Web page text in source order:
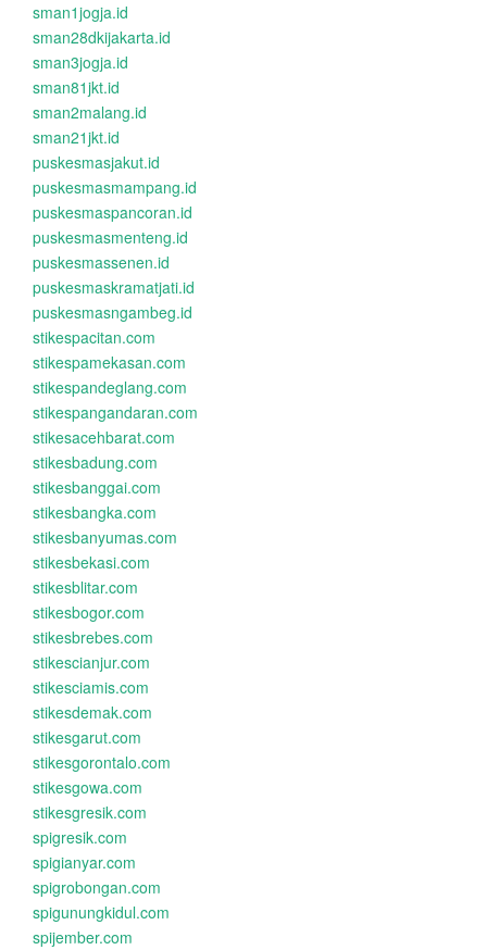
sman1jogja.id
sman28dkijakarta.id
sman3jogja.id
sman81jkt.id
sman2malang.id
sman21jkt.id
puskesmasjakut.id
puskesmasmampang.id
puskesmaspancoran.id
puskesmasmenteng.id
puskesmassenen.id
puskesmaskramatjati.id
puskesmasngambeg.id
stikespacitan.com
stikespamekasan.com
stikespandeglang.com
stikespangandaran.com
stikesacehbarat.com
stikesbadung.com
stikesbanggai.com
stikesbangka.com
stikesbanyumas.com
stikesbekasi.com
stikesblitar.com
stikesbogor.com
stikesbrebes.com
stikescianjur.com
stikesciamis.com
stikesdemak.com
stikesgarut.com
stikesgorontalo.com
stikesgowa.com
stikesgresik.com
spigresik.com
spigianyar.com
spigrobongan.com
spigunungkidul.com
spijember.com